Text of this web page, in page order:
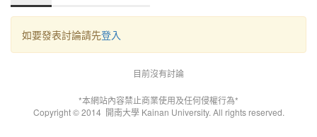
如要發表討論請先登入
目前沒有討論
*本網站內容禁止商業使用及任何侵權行為*
Copyright © 2014 開南大學 Kainan University. All rights reserved.